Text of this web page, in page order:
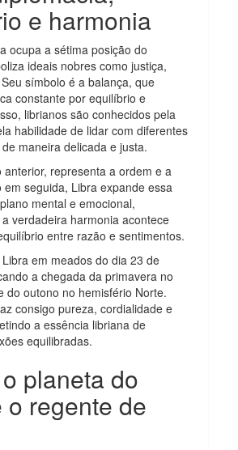
e harmonia
ocupa a sétima posição do
ideais nobres como justiça,
símbolo é a balança, que
constante por equilíbrio e
librianos são conhecidos pela
habilidade de lidar com diferentes
maneira delicada e justa.
anterior, representa a ordem e a
em seguida, Libra expande essa
mental e emocional,
verdadeira harmonia acontece
entre razão e sentimentos.
em meados do dia 23 de
a chegada da primavera no
do outono no hemisfério Norte.
consigo pureza, cordialidade e
a essência libriana de
equilibradas.
planeta do
o regente de